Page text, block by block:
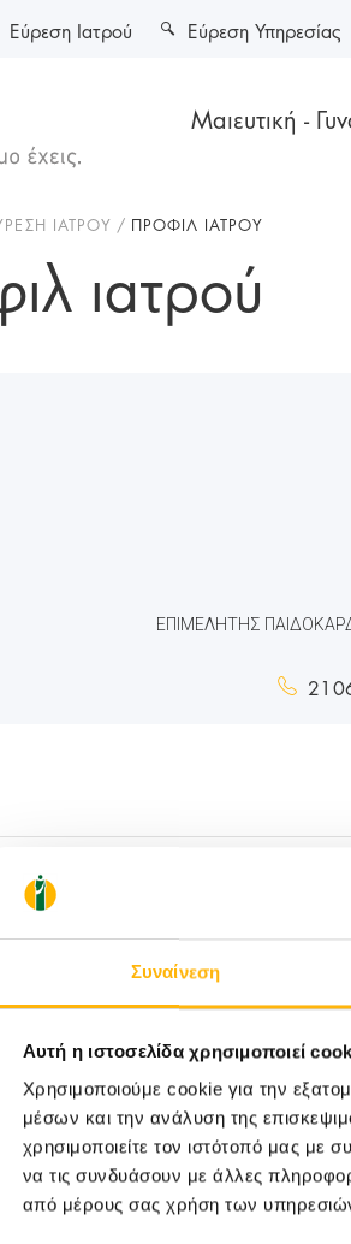
Συναίνεση
Αυτή η ιστοσελίδα χρησιμοποιεί
Χρησιμοποιούμε cookie για την
μέσων και την ανάλυση της
χρησιμοποιείτε τον ιστότοπό μας με
να τις συνδυάσουν με άλλες
από μέρους σας χρήση των
Μαιευτική -
Εύρεση Ιατρού Εύρεση Υπηρεσίας
ΙΑΤΡΟΥ ΠΡΟΦΙΛ ΙΑΤΡΟΥ
ιατρού
ΕΠΙΜΕΛΗΤΗΣ